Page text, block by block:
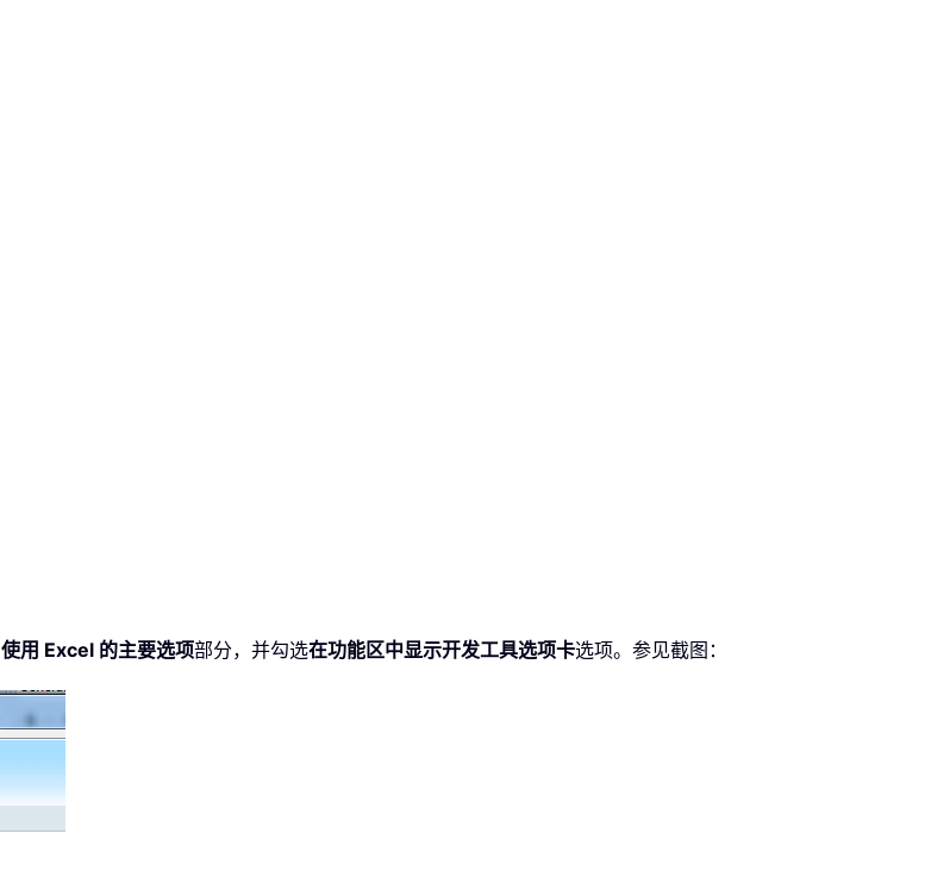
使用 Excel 的主要选项部分，并勾选在功能区中显示开发工具选项卡选项。参见截图：